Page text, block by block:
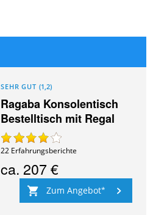
SEHR GUT (1,2)
Ragaba Konsolentisch
Bestelltisch mit Regal
22 Erfahrungsberichte
ca.207 €
Zum Angebot